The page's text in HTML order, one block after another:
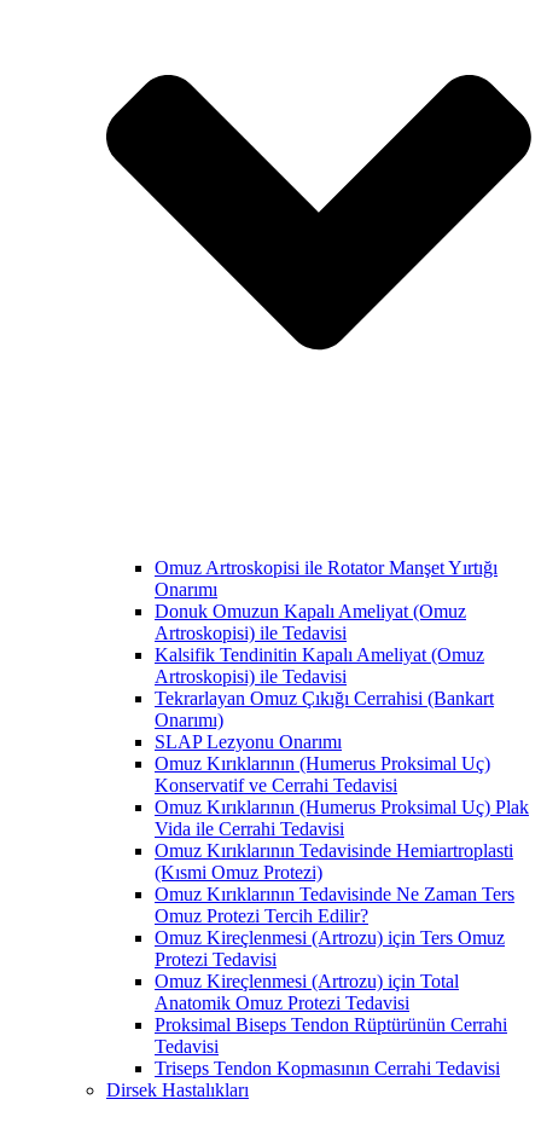
Omuz Artroskopisi ile Rotator Manşet Yırtığı
Onarımı
Donuk Omuzun Kapalı Ameliyat (Omuz
Artroskopisi) ile Tedavisi
Kalsifik Tendinitin Kapalı Ameliyat (Omuz
Artroskopisi) ile Tedavisi
Tekrarlayan Omuz Çıkığı Cerrahisi (Bankart
Onarımı)
SLAP Lezyonu Onarımı
Omuz Kırıklarının (Humerus Proksimal Uç)
Konservatif ve Cerrahi Tedavisi
Omuz Kırıklarının (Humerus Proksimal Uç) Plak
Vida ile Cerrahi Tedavisi
Omuz Kırıklarının Tedavisinde Hemiartroplasti
(Kısmi Omuz Protezi)
Omuz Kırıklarının Tedavisinde Ne Zaman Ters
Omuz Protezi Tercih Edilir?
Omuz Kireçlenmesi (Artrozu) için Ters Omuz
Protezi Tedavisi
Omuz Kireçlenmesi (Artrozu) için Total
Anatomik Omuz Protezi Tedavisi
Proksimal Biseps Tendon Rüptürünün Cerrahi
Tedavisi
Triseps Tendon Kopmasının Cerrahi Tedavisi
Dirsek Hastalıkları